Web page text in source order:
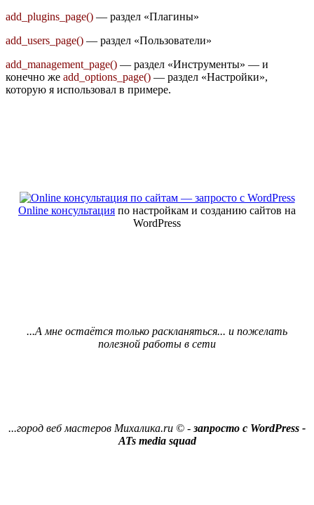
add_plugins_page() — раздел «Плагины»
add_users_page() — раздел «Пользователи»
add_management_page() — раздел «Инструменты» — и
конечно же add_options_page() — раздел «Настройки»,
которую я использовал в примере.
Online консультация по настройкам и созданию сайтов на
WordPress
...А мне остаётся только раскланяться... и пожелать
полезной работы в сети
...город веб мастеров Михалика.ru © - запросто с WordPress -
ATs media squad